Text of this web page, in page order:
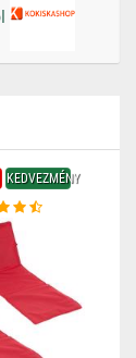
KEDVEZMÉNY